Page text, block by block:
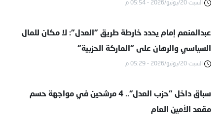
السبت 20/يونيو/2026 - 05:54 م
عبدالمنعم إمام يحدد خارطة طريق "العدل": لا مكان للمال
السياسي والرهان على "الماركة الحزبية"
السبت 20/يونيو/2026 - 05:29 م
سباق داخل "حزب العدل".. 4 مرشحين في مواجهة حسم
مقعد الأمين العام